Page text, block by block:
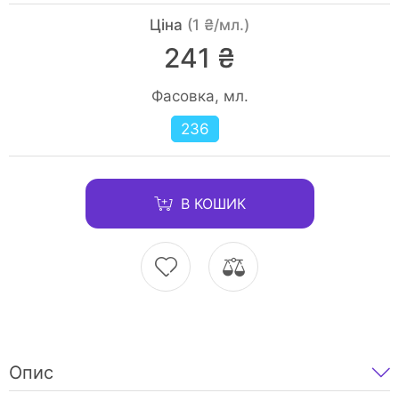
Ціна (1 ₴/мл.)
241 ₴
Фасовка, мл.
236
В КОШИК
Опис